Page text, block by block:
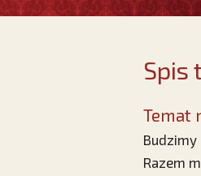
Spis
Temat
Budzimy
Razem